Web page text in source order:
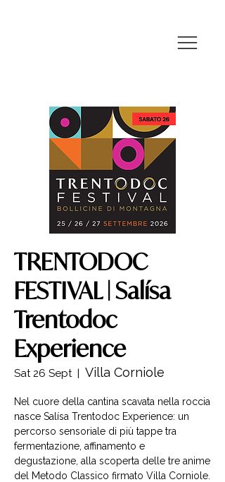
TRENTODOC
FESTIVAL | Salísa
Trentodoc
Experience
Sat 26 Sept
  |
Villa Corniole
Nel cuore della cantina scavata nella roccia
nasce Salísa Trentodoc Experience: un
percorso sensoriale di più tappe tra
fermentazione, affinamento e
degustazione, alla scoperta delle tre anime
del Metodo Classico firmato Villa Corniole.